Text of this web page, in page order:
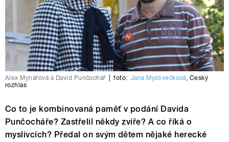
Alex Mynářová a David Punčochář foto: Jana Myslivečková, Český
rozhlas
Co to je kombinovaná paměť v podání Davida
Punčocháře? Zastřelil někdy zvíře? A co říká o
myslivcích? Předal on svým dětem nějaké herecké